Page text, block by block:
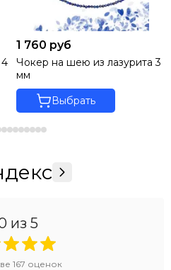
1 760 руб
Чокер на шею из лазурита 3
мм
Выбрать
из 5
167 оценок